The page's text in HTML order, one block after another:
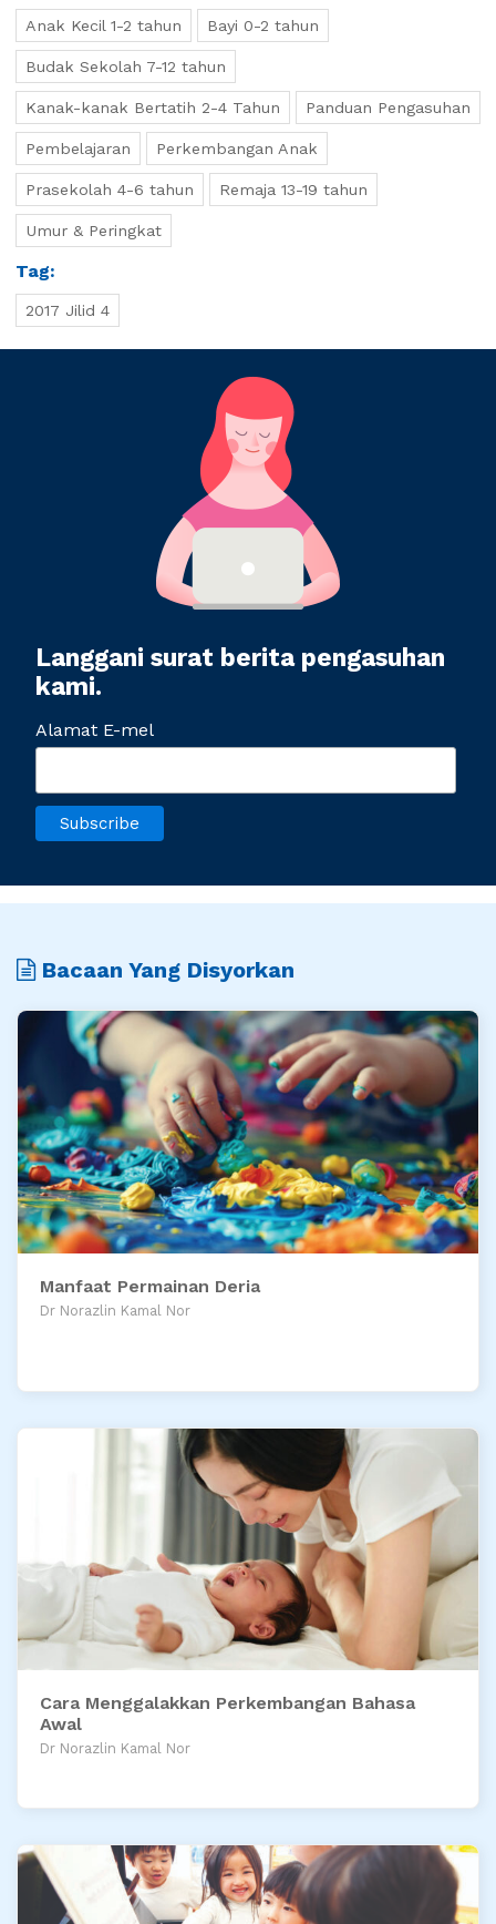
Anak Kecil 1-2 tahun Bayi 0-2 tahun
Budak Sekolah 7-12 tahun
Kanak-kanak Bertatih 2-4 Tahun Panduan Pengasuhan
Pembelajaran Perkembangan Anak
Prasekolah 4-6 tahun Remaja 13-19 tahun
Umur & Peringkat
Tag:
2017 Jilid 4
Langgani surat berita pengasuhan
kami.
Alamat E-mel
Bacaan Yang Disyorkan
Manfaat Permainan Deria
Dr Norazlin Kamal Nor
Cara Menggalakkan Perkembangan Bahasa
Awal
Dr Norazlin Kamal Nor